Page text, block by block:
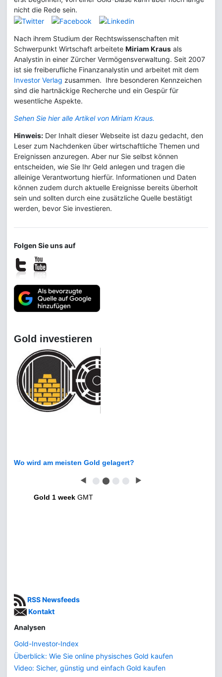
nicht die Rede sein.
Nach ihrem Studium der Rechtswissenschaften mit
Schwerpunkt Wirtschaft arbeitete Miriam Kraus als
Analystin in einer Zürcher Vermögensverwaltung. Seit 2007
ist sie freiberufliche Finanzanalystin und arbeitet mit dem
Investor Verlag zusammen. Ihre besonderen Kennzeichen
sind die hartnäckige Recherche und ein Gespür für
wesentliche Aspekte.
Sehen Sie hier alle Artikel von Miriam Kraus.
Hinweis: Der Inhalt dieser Webseite ist dazu gedacht, den
Leser zum Nachdenken über wirtschaftliche Themen und
Ereignissen anzuregen. Aber nur Sie selbst können
entscheiden, wie Sie Ihr Geld anlegen und tragen die
alleinige Verantwortung hierfür. Informationen und Daten
können zudem durch aktuelle Ereignisse bereits überholt
sein und sollten durch eine zusätzliche Quelle bestätigt
werden, bevor Sie investieren.
Folgen Sie uns auf
Gold investieren
Wo wird am meisten Gold gelagert?
◀ ⬤ ⬤ ⬤ ⬤ ▶
Gold 1 week GMT
RSS Newsfeeds
Kontakt
Analysen
Gold-Investor-Index
Überblick: Wie Sie online physisches Gold kaufen
Video: Sicher, günstig und einfach Gold kaufen